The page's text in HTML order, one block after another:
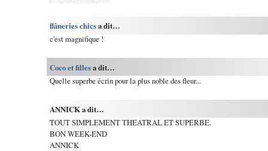
flâneries chicsa dit…
c'est magnifique !
Coco et fillesa dit…
Quelle superbe écrin pour la plus noble des fleur...
ANNICK a dit…
TOUT SIMPLEMENT THEATRAL ET SUPERBE.
BON WEEK-END
ANNICK